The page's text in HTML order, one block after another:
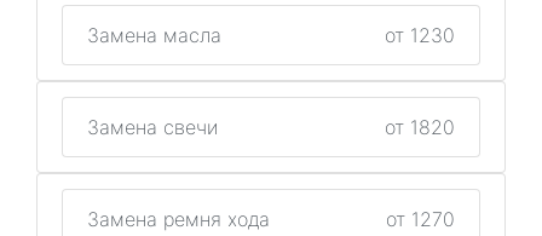
Замена масла от 1230
Замена свечи от 1820
Замена ремня хода от 1270